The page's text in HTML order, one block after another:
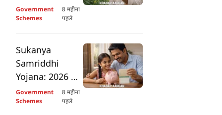
बड़ा अपडेट, क्या
आपके खाते में आएंगे
Government
Schemes
8 महीना
पहले
Sukanya
Samriddhi
Yojana: 2026 की
नई ब्याज दरों ने
चौंकाया, अब बेटी के
Government
Schemes
8 महीना
पहले